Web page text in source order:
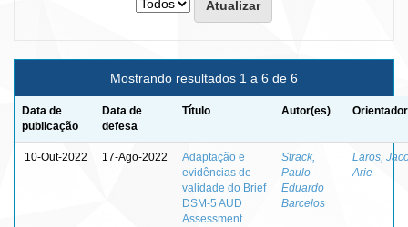
Mostrando resultados 1 a 6 de 6
Data de
publicação
Data de
defesa
Título Autor(es)
10-Out-2022 17-Ago-2022
Adaptação e
evidências de
validade do Brief
DSM-5 AUD
Assessment
Strack,
Paulo
Eduardo
Barcelos
Laros,
Arie